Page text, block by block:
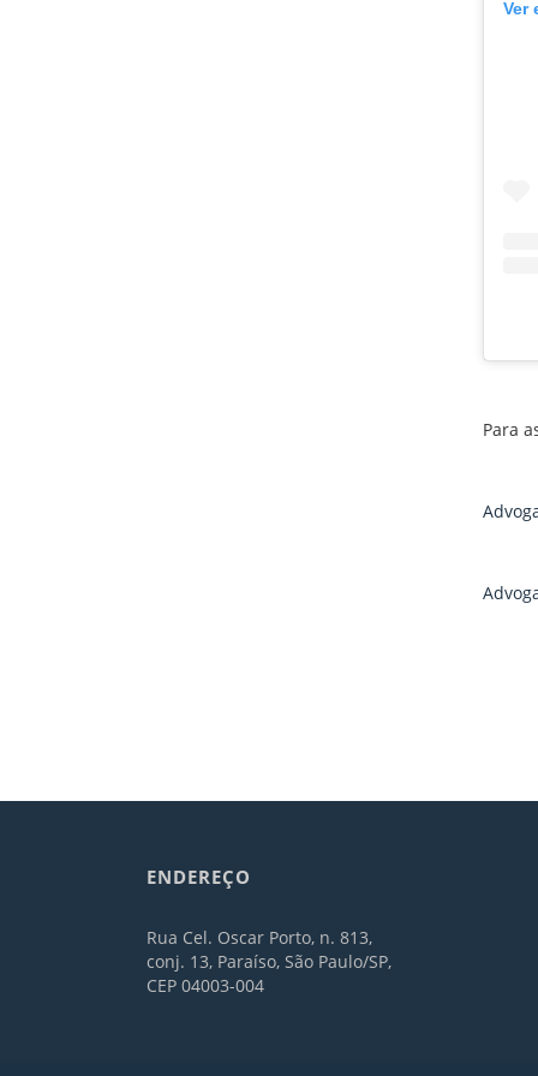
Ver
Para
ENDEREÇO
Rua Cel. Oscar Porto, n. 813,
conj. 13, Paraíso, São Paulo/SP,
CEP 04003-004